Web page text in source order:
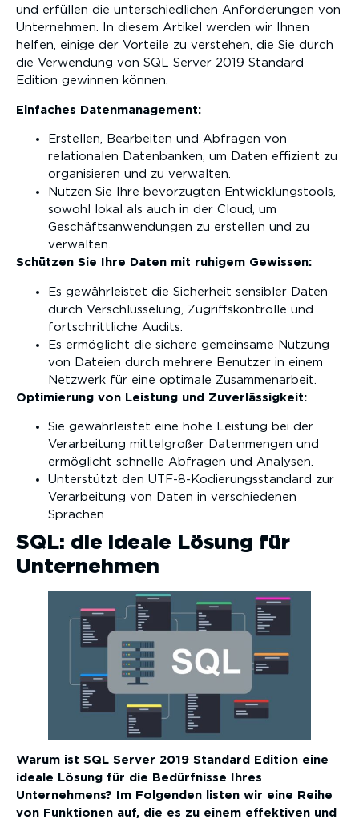
und erfüllen die unterschiedlichen Anforderungen von
Unternehmen. In diesem Artikel werden wir Ihnen
helfen, einige der Vorteile zu verstehen, die Sie durch
die Verwendung von SQL Server 2019 Standard
Edition gewinnen können.
Einfaches Datenmanagement:
Erstellen, Bearbeiten und Abfragen von
relationalen Datenbanken, um Daten effizient zu
organisieren und zu verwalten.
Nutzen Sie Ihre bevorzugten Entwicklungstools,
sowohl lokal als auch in der Cloud, um
Geschäftsanwendungen zu erstellen und zu
verwalten.
Schützen Sie Ihre Daten mit ruhigem Gewissen:
Es gewährleistet die Sicherheit sensibler Daten
durch Verschlüsselung, Zugriffskontrolle und
fortschrittliche Audits.
Es ermöglicht die sichere gemeinsame Nutzung
von Dateien durch mehrere Benutzer in einem
Netzwerk für eine optimale Zusammenarbeit.
Optimierung von Leistung und Zuverlässigkeit:
Sie gewährleistet eine hohe Leistung bei der
Verarbeitung mittelgroßer Datenmengen und
ermöglicht schnelle Abfragen und Analysen.
Unterstützt den UTF-8-Kodierungsstandard zur
Verarbeitung von Daten in verschiedenen
Sprachen
SQL: die ideale Lösung für
Unternehmen
Warum ist SQL Server 2019 Standard Edition eine
ideale Lösung für die Bedürfnisse Ihres
Unternehmens? Im Folgenden listen wir eine Reihe
von Funktionen auf, die es zu einem effektiven und